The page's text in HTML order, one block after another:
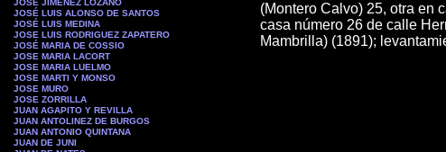
JOSE JIMENEZ LOZANO
JOSÉ LUIS ALONSO DE SANTOS
JOSÉ LUIS MEDINA
JOSE LUIS RODRIGUEZ ZAPATERO
JOSÉ MARIA DE COSSIO
JOSE MARIA LACORT
JOSE MARIA LUELMO
JOSE MARTI Y MONSO
JOSE MURO
JOSE ZORRILLA
JUAN AGAPITO Y REVILLA
JUAN ANTOLINEZ DE BURGOS
JUAN ANTONIO QUINTANA
JUAN DE JUNI
(Montero Calvo) 25, otra en
casa número 26 de calle
Mambrilla) (1891);